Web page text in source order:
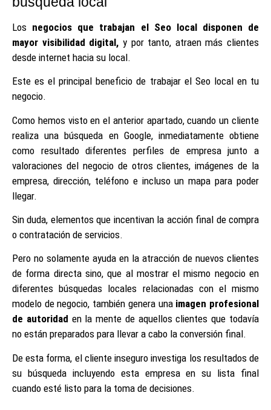
Los negocios que trabajan el Seo local disponen de
mayor visibilidad digital, y por tanto, atraen más clientes
desde internet hacia su local.
Este es el principal beneficio de trabajar el Seo local en tu
negocio.
Como hemos visto en el anterior apartado, cuando un cliente
realiza una búsqueda en Google, inmediatamente obtiene
como resultado diferentes perfiles de empresa junto a
valoraciones del negocio de otros clientes, imágenes de la
empresa, dirección, teléfono e incluso un mapa para poder
llegar.
Sin duda, elementos que incentivan la acción final de compra
o contratación de servicios.
Pero no solamente ayuda en la atracción de nuevos clientes
de forma directa sino, que al mostrar el mismo negocio en
diferentes búsquedas locales relacionadas con el mismo
modelo de negocio, también genera una imagen profesional
de autoridad en la mente de aquellos clientes que todavía
no están preparados para llevar a cabo la conversión final.
De esta forma, el cliente inseguro investiga los resultados de
su búsqueda incluyendo esta empresa en su lista final
cuando esté listo para la toma de decisiones.